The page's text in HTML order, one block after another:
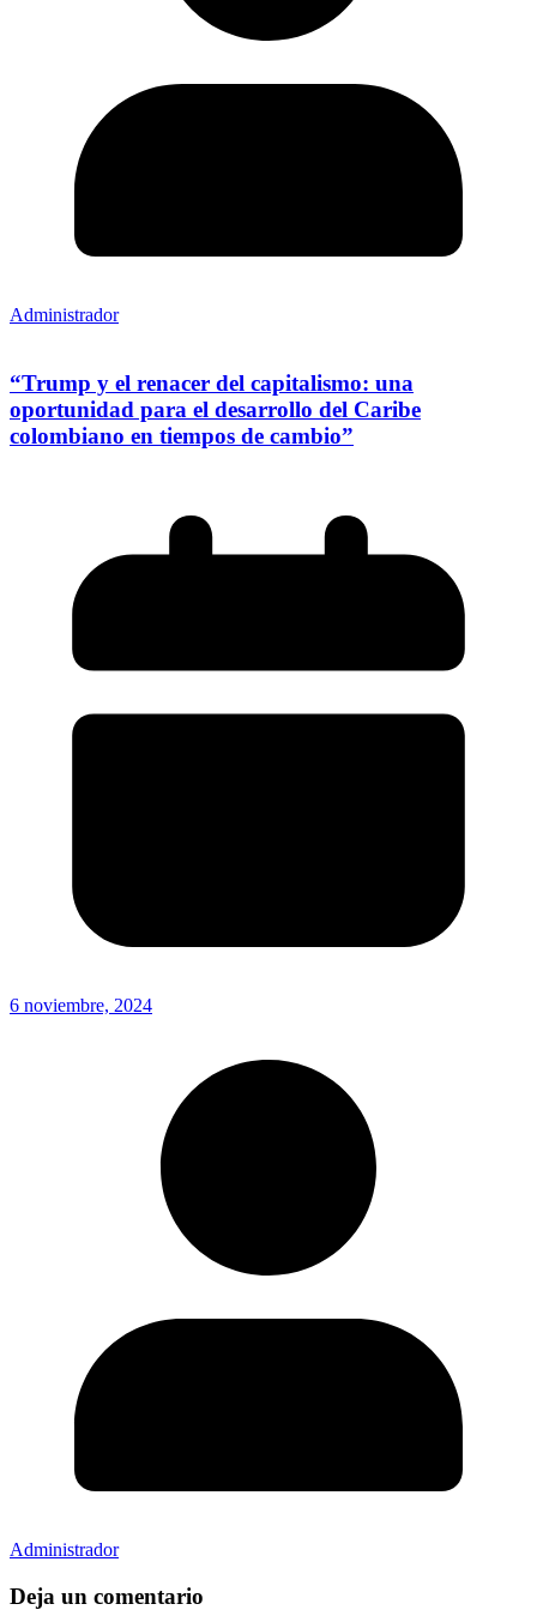
Administrador
“Trump y el renacer del capitalismo: una
oportunidad para el desarrollo del Caribe
colombiano en tiempos de cambio”
6 noviembre, 2024
Administrador
Deja un comentario